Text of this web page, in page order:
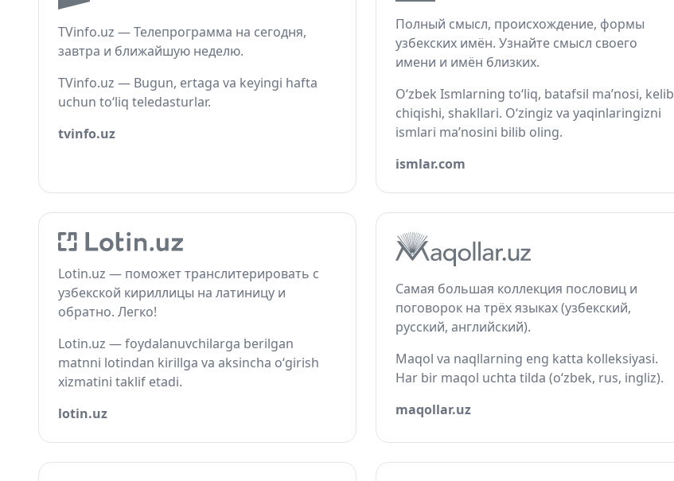
TVinfo.uz — Телепрограмма на сегодня,
завтра и ближайшую неделю.
TVinfo.uz — Bugun, ertaga va keyingi hafta
uchun to‘liq teledasturlar.
tvinfo.uz
Полный смысл, происхождение, формы
узбекских имён. Узнайте смысл своего
имени и имён близких.
O‘zbek Ismlarning to‘liq, batafsil ma’nosi, kelib
chiqishi, shakllari. O‘zingiz va yaqinlaringizni
ismlari ma’nosini bilib oling.
ismlar.com
Lotin.uz — поможет транслитерировать с
узбекской кириллицы на латиницу и
обратно. Легко!
Lotin.uz — foydalanuvchilarga berilgan
matnni lotindan kirillga va aksincha o‘girish
xizmatini taklif etadi.
lotin.uz
Самая большая коллекция пословиц и
поговорок на трёх языках (узбекский,
русский, английский).
Maqol va naqllarning eng katta kolleksiyasi.
Har bir maqol uchta tilda (o‘zbek, rus, ingliz).
maqollar.uz